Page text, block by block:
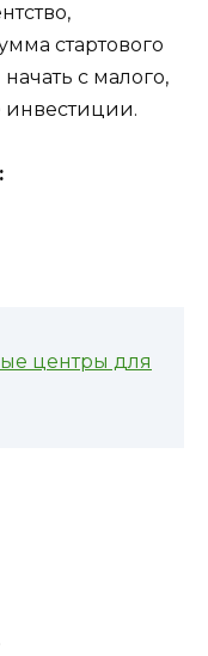
стартового
с малого,
инвестиции.
центры для